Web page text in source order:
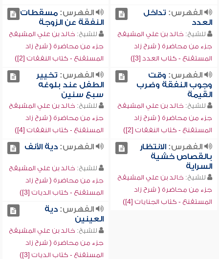
الفهرس: تداخل
العدد
للشيخ: خالد بن علي المشيقح
جزء من محاضرة ( شرح زاد
المستقنع - كتاب العدد [3])
الفهرس:مسقطات
النفقة عن الزوجة
للشيخ: خالد بن علي المشيقح
جزء من محاضرة ( شرح زاد
المستقنع - كتاب النفقات [2])
الفهرس: وقت
وجوب النفقة وضرب
القيمة
للشيخ: خالد بن علي المشيقح
جزء من محاضرة ( شرح زاد
المستقنع - كتاب النفقات [2])
الفهرس: تخيير
الطفل عند بلوغه
سبع سنين
للشيخ: خالد بن علي المشيقح
جزء من محاضرة ( شرح زاد
المستقنع - كتاب النفقات [4])
الفهرس:الانتظار
بالقصاص خشية
السراية
للشيخ: خالد بن علي المشيقح
جزء من محاضرة ( شرح زاد
المستقنع - كتاب الجنايات [4])
الفهرس:دية الأنف
للشيخ: خالد بن علي المشيقح
جزء من محاضرة ( شرح زاد
المستقنع - كتاب الديات [3])
الفهرس:دية
العينين
للشيخ: خالد بن علي المشيقح
جزء من محاضرة ( شرح زاد
المستقنع - كتاب الديات [3])